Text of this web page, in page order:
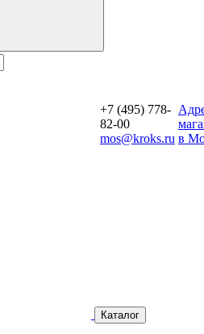
+7 (495) 778-
82-00
mos@kroks.ru в
Каталог